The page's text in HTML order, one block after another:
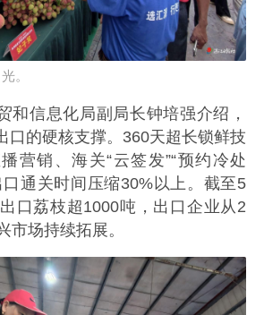
。
和信息化局副局长钟培强介绍，
口的硬核支撑。360天超长锁鲜技
营销、海关“云签发”“预约冷处
通关时间压缩30%以上。截至5
口荔枝超1000吨，出口企业从2
市场持续拓展。